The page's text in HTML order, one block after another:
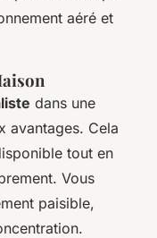
aéré et
dans une
avantages. Cela
tout en
Vous
paisible,